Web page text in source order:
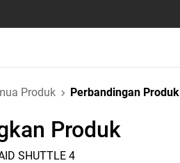
Produk Perbandingan Produk
Produk
SHUTTLE 4